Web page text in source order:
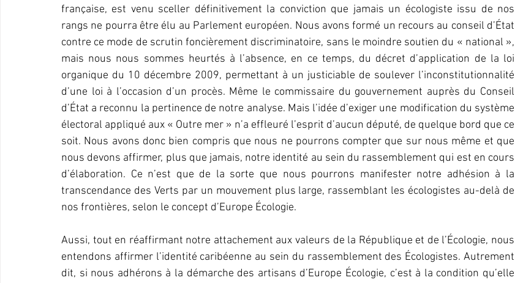
française, est venu sceller définitivement la conviction que jamais un écologiste issu de nos
rangs ne pourra être élu au Parlement européen. Nous avons formé un recours au conseil d’État
contre ce mode de scrutin foncièrement discriminatoire, sans le moindre soutien du « national »,
mais nous nous sommes heurtés à l’absence, en ce temps, du décret d’application de la loi
organique du 10 décembre 2009, permettant à un justiciable de soulever l’inconstitutionnalité
d’une loi à l’occasion d’un procès. Même le commissaire du gouvernement auprès du Conseil
d’État a reconnu la pertinence de notre analyse. Mais l’idée d’exiger une modification du système
électoral appliqué aux « Outre mer » n’a effleuré l’esprit d’aucun député, de quelque bord que ce
soit. Nous avons donc bien compris que nous ne pourrons compter que sur nous même et que
nous devons affirmer, plus que jamais, notre identité au sein du rassemblement qui est en cours
d’élaboration. Ce n’est que de la sorte que nous pourrons manifester notre adhésion à la
transcendance des Verts par un mouvement plus large, rassemblant les écologistes au-delà de
nos frontières, selon le concept d’Europe Écologie.
Aussi, tout en réaffirmant notre attachement aux valeurs de la République et de l’Écologie, nous
entendons affirmer l’identité caribéenne au sein du rassemblement des Écologistes. Autrement
dit, si nous adhérons à la démarche des artisans d’Europe Écologie, c’est à la condition qu’elle